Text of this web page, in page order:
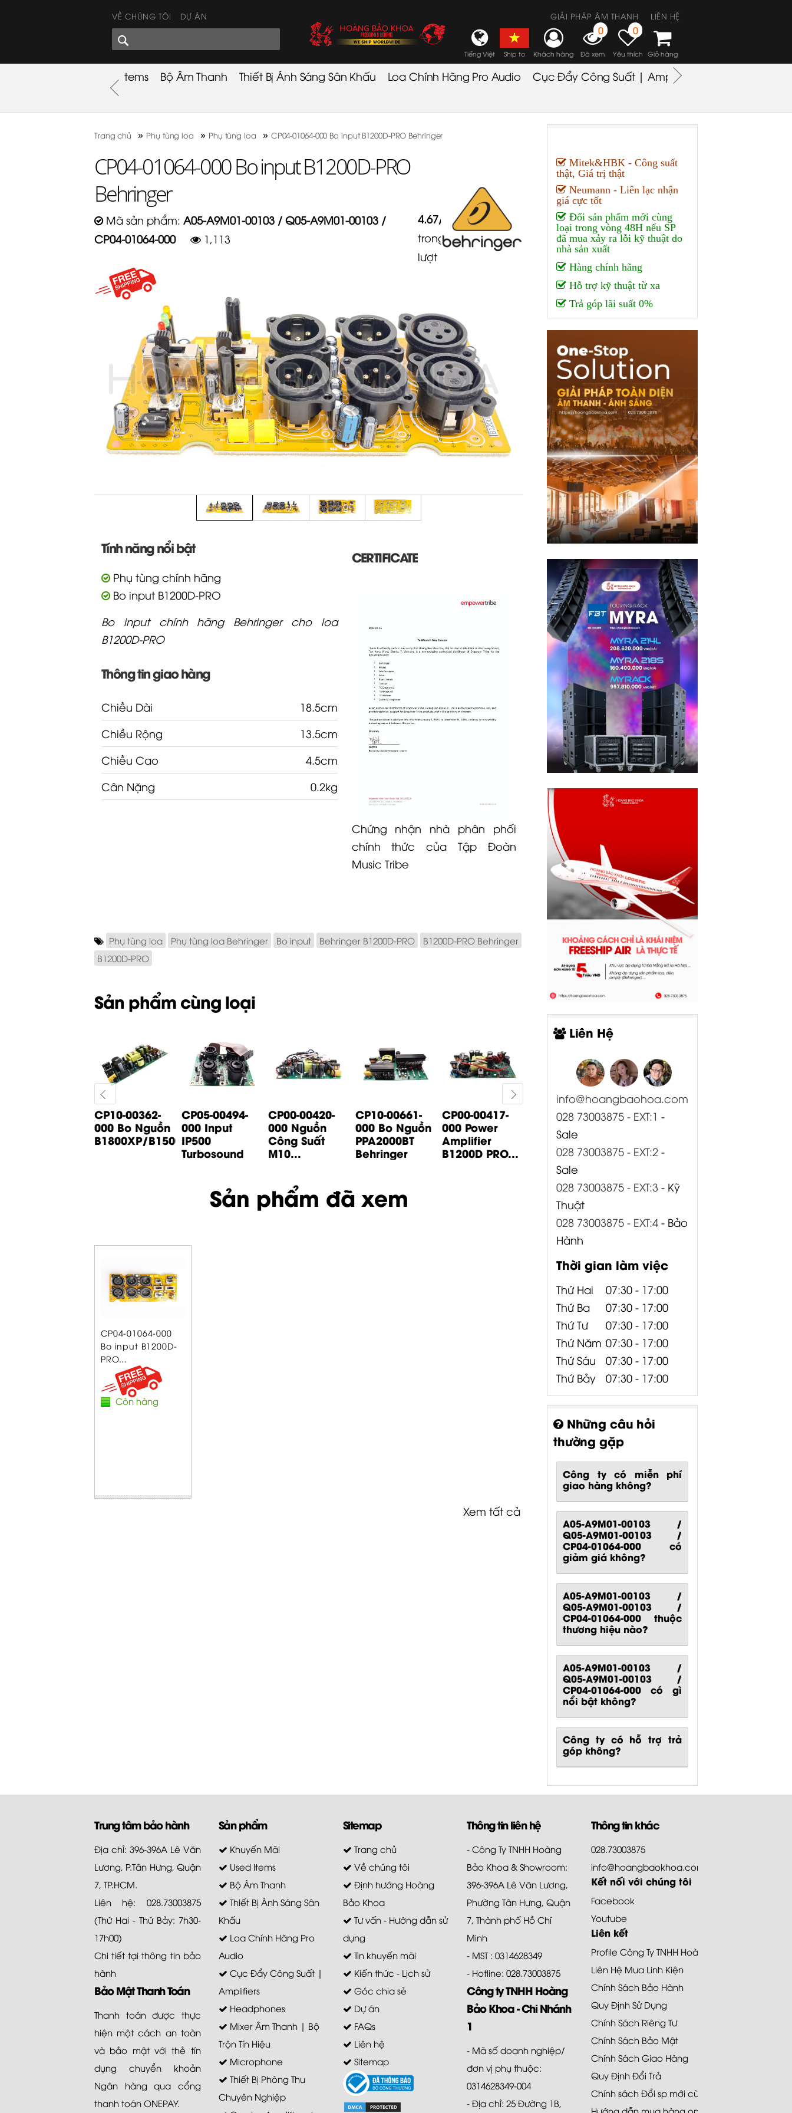
VỀ CHÚNG TÔI DỰ ÁN
GÓC CHIA SẺ
LIÊN HỆ
GIẢI PHÁP ÂM THANH
Tiếng Việt Ship to Khách hàng
0
Đã xem
0
Yêu thích Giỏ hàng
Used Items Bộ Âm Thanh Thiết Bị Ánh Sáng Sân Khấu Loa Chính Hãng Pro Audio Cục Đẩy Công Suất | Amplifiers
Trang chủ » Phụ tùng loa » Phụ tùng loa » CP04-01064-000 Bo input B1200D-PRO Behringer
CP04-01064-000 Bo input B1200D-PRO
Behringer
Mã sản phẩm: A05-A9M01-00103 / Q05-A9M01-00103 /
CP04-01064-000
1,113
4.67/
trong3
lượt
Tính năng nổi bật
Phụ tùng chính hãng
Bo input B1200D-PRO
Bo input chính hãng Behringer cho loa
B1200D-PRO
Thông tin giao hàng
Chiều Dài
18.5cm
Chiều Rộng
13.5cm
Chiều Cao
4.5cm
Cân Nặng
0.2kg
CERTIFICATE
Chứng nhận nhà phân phối
chính thức của Tập Đoàn
Music Tribe
Phụ tùng loa Phụ tùng loa Behringer Bo input Behringer B1200D-PRO
B1200D-PRO Behringer
B1200D-PRO
Sản phẩm cùng loại
CP10-00362-
000 Bo Nguồn
B1800XP/B1500XP...
CP05-00494-
000 Input
IP500
Turbosound
CP00-00420-
000 Nguồn
Công Suất
M10...
CP10-00661-
000 Bo Nguồn
PPA2000BT
Behringer
CP00-00417-
000 Power
Amplifier
B1200D PRO...
CP05-00519-
000 Bo Input
B1500XP
Behringer
CP05-00520-
000 Bo Input
Behringer
Sản phẩm đã xem
CP04-01064-000
Bo input B1200D-
PRO...
Còn hàng
Xem tất cả
Mitek&HBK - Công suất
thật, Giá trị thật
Neumann - Liên lạc nhận
giá cực tốt
Đổi sản phẩm mới cùng
loại trong vòng 48H nếu SP
đã mua xảy ra lỗi kỹ thuật do
nhà sản xuất
Hàng chính hãng
Hỗ trợ kỹ thuật từ xa
Trả góp lãi suất 0%
Liên Hệ
info@hoangbaohoa.com
028 73003875 - EXT:1 -
Sale
028 73003875 - EXT:2 -
Sale
028 73003875 - EXT:3 - Kỹ
Thuật
028 73003875 - EXT:4 - Bảo
Hành
Thời gian làm việc
Thứ Hai
07:30 - 17:00
Thứ Ba
07:30 - 17:00
Thứ Tư
07:30 - 17:00
Thứ Năm 07:30 - 17:00
Thứ Sáu
07:30 - 17:00
Thứ Bảy
07:30 - 17:00
Những câu hỏi
thường gặp
Công ty có miễn phí
giao hàng không?
A05-A9M01-00103 /
Q05-A9M01-00103 /
CP04-01064-000 có
giảm giá không?
A05-A9M01-00103 /
Q05-A9M01-00103 /
CP04-01064-000 thuộc
thương hiệu nào?
A05-A9M01-00103 /
Q05-A9M01-00103 /
CP04-01064-000 có gì
nổi bật không?
Công ty có hỗ trợ trả
góp không?
Trung tâm bảo hành
Địa chỉ: 396-396A Lê Văn
Lương, P.Tân Hưng, Quận
7, TP.HCM.
Liên hệ: 028.73003875
(Thứ Hai - Thứ Bảy: 7h30-
17h00)
Chi tiết tạithông tin bảo
hành
Bảo Mật Thanh Toán
Thanh toán được thực
hiện một cách an toàn
và bảo mật với thẻ tín
dụng chuyển khoản
Ngân hàng qua cổng
thanh toán ONEPAY.
Sản phẩm
Khuyến Mãi
Used Items
Bộ Âm Thanh
Thiết Bị Ánh Sáng Sân
Khấu
Loa Chính Hãng Pro
Audio
Cục Đẩy Công Suất |
Amplifiers
Headphones
Mixer Âm Thanh | Bộ
Trộn Tín Hiệu
Microphone
Thiết Bị Phòng Thu
Chuyên Nghiệp
Sitemap
Trang chủ
Về chúng tôi
Định hướng Hoàng
Bảo Khoa
Tư vấn - Hướng dẫn sử
dụng
Tin khuyến mãi
Kiến thức - Lịch sử
Góc chia sẻ
Dự án
FAQs
Liên hệ
Sitemap
Thông tin liên hệ
- Công Ty TNHH Hoàng
Bảo Khoa & Showroom:
396-396A Lê Văn Lương,
Phường Tân Hưng, Quận
7, Thành phố Hồ Chí
Minh
- MST : 0314628349
- Hotline: 028.73003875
Công ty TNHH Hoàng
Bảo Khoa - Chi Nhánh
1
- Mã số doanh nghiệp/
đơn vị phụ thuộc:
0314628349-004
- Địa chỉ: 25 Đường 1B,
Thông tin khác
028.73003875
info@hoangbaokhoa.com
Kết nối với chúng tôi
Facebook
Youtube
Liên kết
Profile Công Ty TNHH Hoàng Bảo Khoa
Liên Hệ Mua Linh Kiện
Chính Sách Bảo Hành
Quy Định Sử Dụng
Chính Sách Riêng Tư
Chính Sách Bảo Mật
Chính Sách Giao Hàng
Quy Định Đổi Trả
Chính sách Đổi sp mới cùng loại 48H
Hướng dẫn mua hàng online